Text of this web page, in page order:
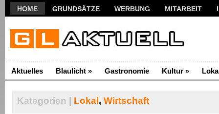
HOME GRUNDSÄTZE WERBUNG MITARBEIT
Aktuelles Blaulicht » Gastronomie Kultur »
Kategorien | Lokal , Wirtschaft